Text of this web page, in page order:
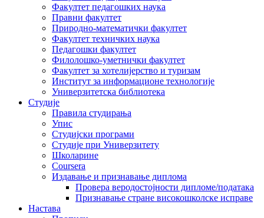
Факултет педагошких наука
Правни факултет
Природно-математички факултет
Факултет техничких наука
Педагошки факултет
Филолошко-уметнички факултет
Факултет за хотелијерство и туризам
Институт за информационе технологије
Универзитетска библиотека
Студије
Правила студирања
Упис
Студијски програми
Студије при Универзитету
Школарине
Coursera
Издавање и признавање диплома
Провера веродостојности дипломе/података
Признавање стране високошколске исправе
Настава